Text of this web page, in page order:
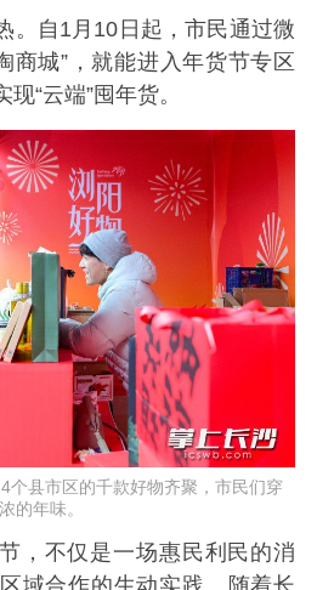
。自1月10日起，市民通过微
商城”，就能进入年货节专区
“云端”囤年货。
个县市区的千款好物齐聚，市民们穿
的年味。
，不仅是一场惠民利民的消